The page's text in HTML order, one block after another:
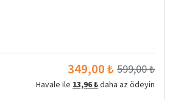
349,00 ₺ 599,00 ₺
Havale ile 13,96 ₺daha az ödeyin